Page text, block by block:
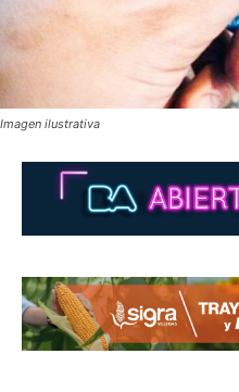
Imagen ilustrativa